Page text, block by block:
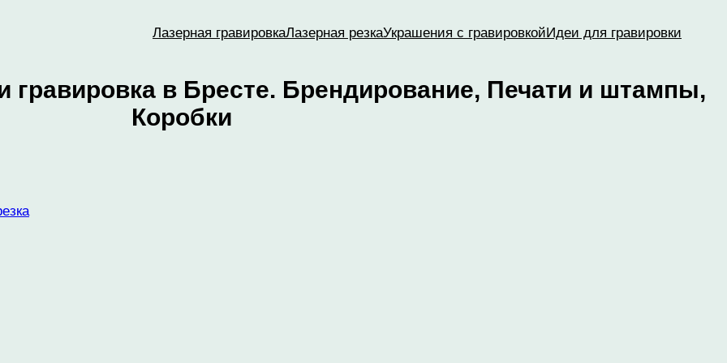
Лазерная гравировкаЛазерная резкаУкрашения с гравировкойИдеи для гравировки
гравировка в Бресте. Брендирование, Печати и штампы,
Коробки